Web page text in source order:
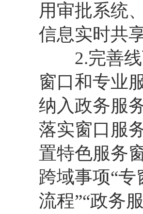
用审批系统
信息实时共享
2.完善线
窗口和专业
纳入政务服
落实窗口服
置特色服务
跨域事项“专
流程”“政务